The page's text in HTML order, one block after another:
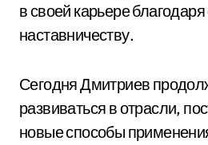
в своей карьере
наставничеству.
Сегодня Дмитриев
развиваться в отрасли,
новые способы